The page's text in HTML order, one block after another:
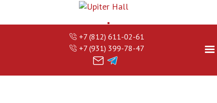
+7 (812) 611-02-61
+7 (931) 399-78-47